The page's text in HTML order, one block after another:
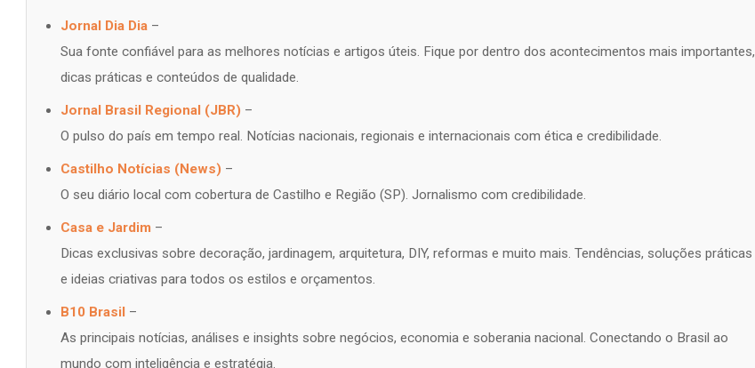
Jornal Dia Dia –
Sua fonte confiável para as melhores notícias e artigos úteis. Fique por dentro dos acontecimentos mais importantes,
dicas práticas e conteúdos de qualidade.
Jornal Brasil Regional (JBR) –
O pulso do país em tempo real. Notícias nacionais, regionais e internacionais com ética e credibilidade.
Castilho Notícias (News) –
O seu diário local com cobertura de Castilho e Região (SP). Jornalismo com credibilidade.
Casa e Jardim –
Dicas exclusivas sobre decoração, jardinagem, arquitetura, DIY, reformas e muito mais. Tendências, soluções práticas
e ideias criativas para todos os estilos e orçamentos.
B10 Brasil –
As principais notícias, análises e insights sobre negócios, economia e soberania nacional. Conectando o Brasil ao
mundo com inteligência e estratégia.